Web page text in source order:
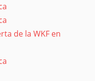
de la WKF en